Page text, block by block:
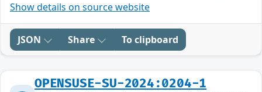
Show details on source website
JSON Share To clipboard
OPENSUSE-SU-2024:0204-1